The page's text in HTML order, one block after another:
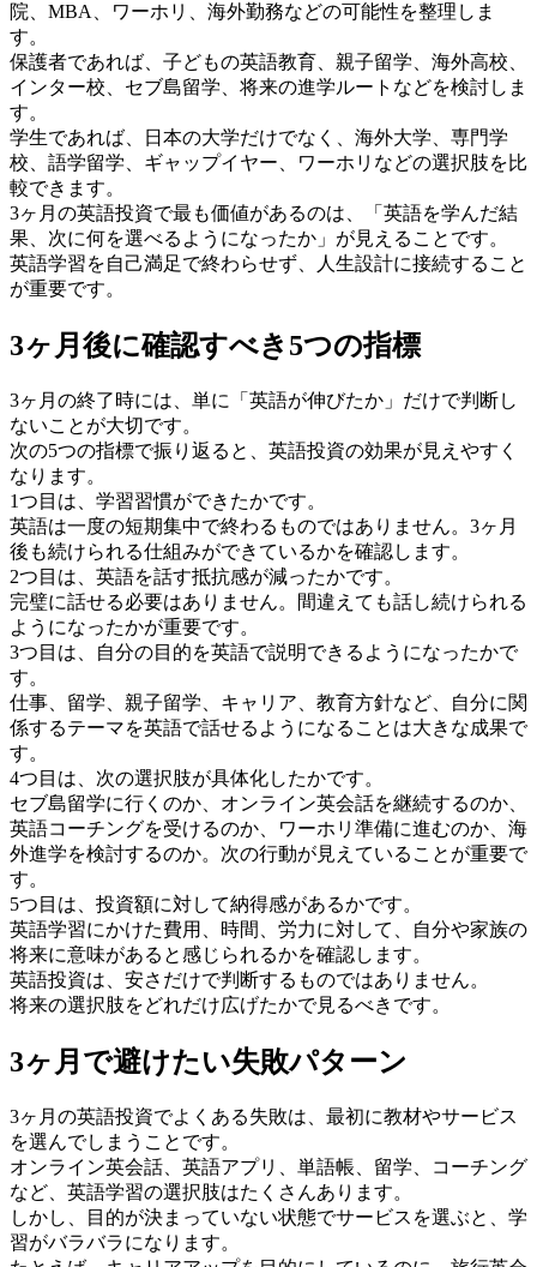
院、MBA、ワーホリ、海外勤務などの可能性を整理しま
す。
保護者であれば、子どもの英語教育、親子留学、海外高校、
インター校、セブ島留学、将来の進学ルートなどを検討しま
す。
学生であれば、日本の大学だけでなく、海外大学、専門学
校、語学留学、ギャップイヤー、ワーホリなどの選択肢を比
較できます。
3ヶ月の英語投資で最も価値があるのは、「英語を学んだ結
果、次に何を選べるようになったか」が見えることです。
英語学習を自己満足で終わらせず、人生設計に接続すること
が重要です。
3ヶ月後に確認すべき5つの指標
3ヶ月の終了時には、単に「英語が伸びたか」だけで判断し
ないことが大切です。
次の5つの指標で振り返ると、英語投資の効果が見えやすく
なります。
1つ目は、学習習慣ができたかです。
英語は一度の短期集中で終わるものではありません。3ヶ月
後も続けられる仕組みができているかを確認します。
2つ目は、英語を話す抵抗感が減ったかです。
完璧に話せる必要はありません。間違えても話し続けられる
ようになったかが重要です。
3つ目は、自分の目的を英語で説明できるようになったかで
す。
仕事、留学、親子留学、キャリア、教育方針など、自分に関
係するテーマを英語で話せるようになることは大きな成果で
す。
4つ目は、次の選択肢が具体化したかです。
セブ島留学に行くのか、オンライン英会話を継続するのか、
英語コーチングを受けるのか、ワーホリ準備に進むのか、海
外進学を検討するのか。次の行動が見えていることが重要で
す。
5つ目は、投資額に対して納得感があるかです。
英語学習にかけた費用、時間、労力に対して、自分や家族の
将来に意味があると感じられるかを確認します。
英語投資は、安さだけで判断するものではありません。
将来の選択肢をどれだけ広げたかで見るべきです。
3ヶ月で避けたい失敗パターン
3ヶ月の英語投資でよくある失敗は、最初に教材やサービス
を選んでしまうことです。
オンライン英会話、英語アプリ、単語帳、留学、コーチング
など、英語学習の選択肢はたくさんあります。
しかし、目的が決まっていない状態でサービスを選ぶと、学
習がバラバラになります。